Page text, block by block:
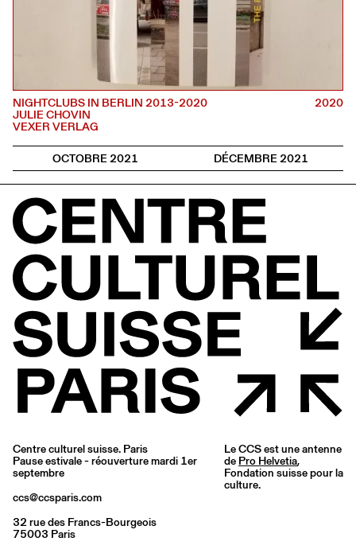
NIGHTCLUBS IN BERLIN 2013-2020
JULIE CHOVIN
VEXER VERLAG
2020
OCTOBRE 2021 DÉCEMBRE 2021
Centre culturel suisse. Paris
Pause estivale - réouverture mardi 1er
septembre
ccs@ccsparis.com
32 rue des Francs-Bourgeois
75003 Paris
Le CCS est une antenne
de Pro Helvetia,
Fondation suisse pour la
culture.